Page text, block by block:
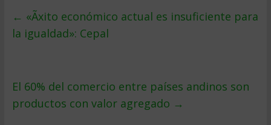
← «Ãxito económico actual es insuficiente para
la igualdad»: Cepal
El 60% del comercio entre países andinos son
productos con valor agregado →